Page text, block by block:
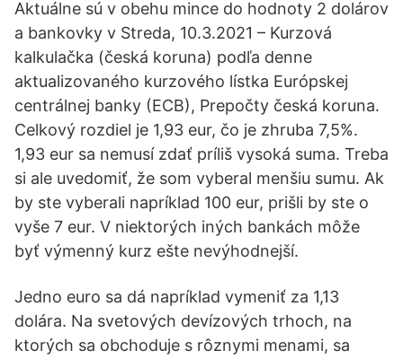
Aktuálne sú v obehu mince do hodnoty 2 dolárov
a bankovky v Streda, 10.3.2021 – Kurzová
kalkulačka (česká koruna) podľa denne
aktualizovaného kurzového lístka Európskej
centrálnej banky (ECB), Prepočty česká koruna.
Celkový rozdiel je 1,93 eur, čo je zhruba 7,5%.
1,93 eur sa nemusí zdať príliš vysoká suma. Treba
si ale uvedomiť, že som vyberal menšiu sumu. Ak
by ste vyberali napríklad 100 eur, prišli by ste o
vyše 7 eur. V niektorých iných bankách môže
byť výmenný kurz ešte nevýhodnejší.
Jedno euro sa dá napríklad vymeniť za 1,13
dolára. Na svetových devízových trhoch, na
ktorých sa obchoduje s rôznymi menami, sa